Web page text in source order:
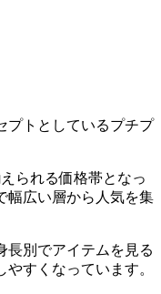
プトとしているプチプ
られる価格帯となっ
幅広い層から人気を集
長別でアイテムを見る
すくなっています。